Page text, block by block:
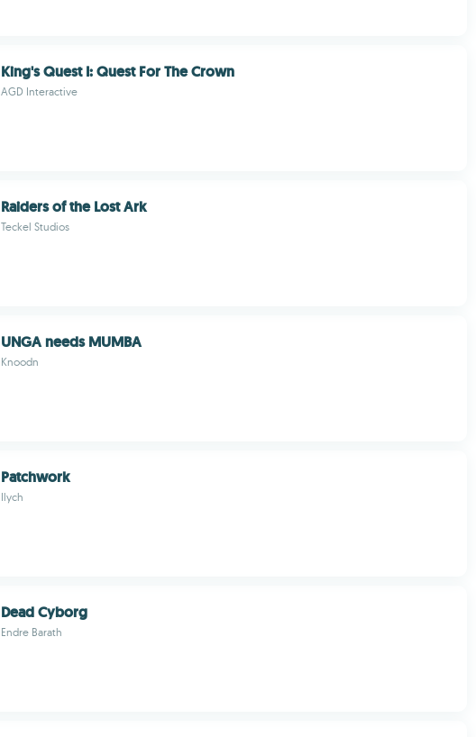
King's Quest I: Quest For The Crown
AGD Interactive
Raiders of the Lost Ark
Teckel Studios
UNGA needs MUMBA
Knoodn
Patchwork
Ilych
Dead Cyborg
Endre Barath